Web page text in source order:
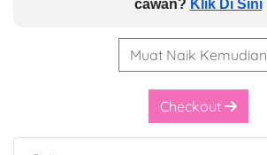
cawan? Klik Di Sini
Muat Naik Kemudian
Checkout